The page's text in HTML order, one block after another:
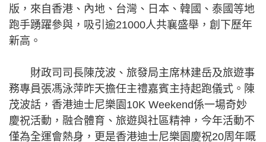
版，來自香港、內地、台灣、日本、韓國、泰國等地
跑手踴躍參與，吸引逾21000人共襄盛舉，創下歷年
新高。
財政司司長陳茂波、旅發局主席林建岳及旅遊事
務專員張馮泳萍昨天擔任主禮嘉賓主持起跑儀式。陳
茂波話，香港迪士尼樂園10K Weekend係一場奇妙
慶祝活動，融合體育、旅遊與社區精神，今年活動不
僅為全運會熱身，更是香港迪士尼樂園慶祝20周年嘅